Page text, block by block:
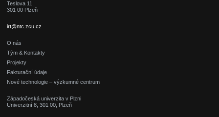
Teslova 11
301 00 Plzeň
irt@ntc.zcu.cz
O nás
Tým & Kontakty
Projekty
Fakturační údaje
Nové technologie – výzkumné centrum
Západočeská univerzita v Plzni
Univerzitní 8, 301 00, Plzeň